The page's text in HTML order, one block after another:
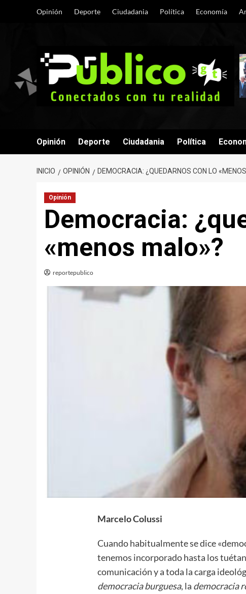
Opinión Deporte Ciudadania Política Economía
Opinión Deporte Ciudadania Política
INICIO OPINIÓN DEMOCRACIA: ¿QUEDARNOS CON LO
Opinión
Democracia:
«menos malo»?
reportepublico
Marcelo Colussi
Cuando habitualmente se dice
tenemos incorporado hasta los
comunicación y a toda la carga
democracia burguesa, la democracia